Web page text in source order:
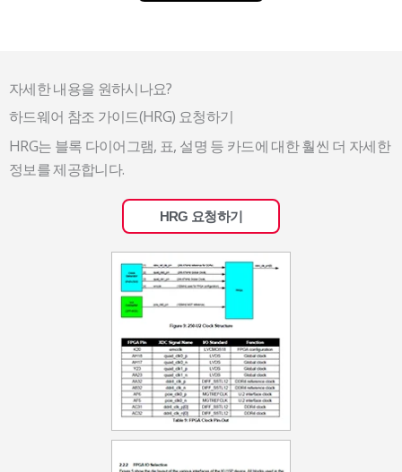
자세한 내용을 원하시나요?
하드웨어 참조 가이드(HRG) 요청하기
HRG는 블록 다이어그램, 표, 설명 등 카드에 대한 훨씬 더 자세한
정보를 제공합니다.
HRG 요청하기